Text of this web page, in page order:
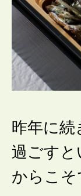
昨年に続
過ごす
からこ